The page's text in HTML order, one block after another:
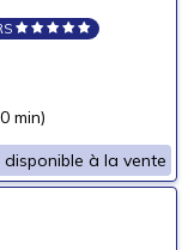
min)
disponible à la vente